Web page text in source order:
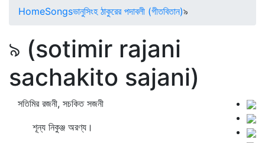
HomeSongsভানুসিংহ ঠাকুরের পদাবলী (গীতবিতান)৯
৯ (sotimir rajani
sachakito sajani)
সতিমির রজনী, সচকিত সজনী
শূন্য নিকুঞ্জ অরণ্য।